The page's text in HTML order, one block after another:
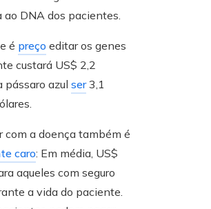
ao DNA dos pacientes.
é preço editar os genes
custará US$ 2,2
pássaro azul ser3,1
com a doença também é
caro: Em média, US$
aqueles com seguro
a vida do paciente.